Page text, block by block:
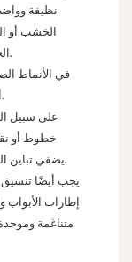
نظيفة
الخشب أو
الجدران أو الأرضيات لتحقيق امتداد بصري ووحدة.
في الأنماط
أن تُظهر ألواح الحواف الحرفية وتفاصيل المواد.
على سبيل
خطوط أو
يضفي تباين المواد المختلفة طبقات من الفخامة على المكان.
يجب أيضًا تنسيق
إطارات الأبواب
متناغمة